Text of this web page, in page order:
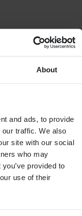
About
and ads, to provide
traffic. We also
site with our social
who may
provided to
use of their